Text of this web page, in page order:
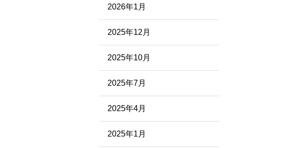
2026年1月
2025年12月
2025年10月
2025年7月
2025年4月
2025年1月